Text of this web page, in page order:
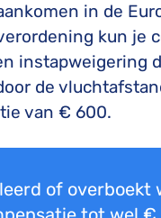
in de
kun
instapweigering
de
van € 600.
of overboekt